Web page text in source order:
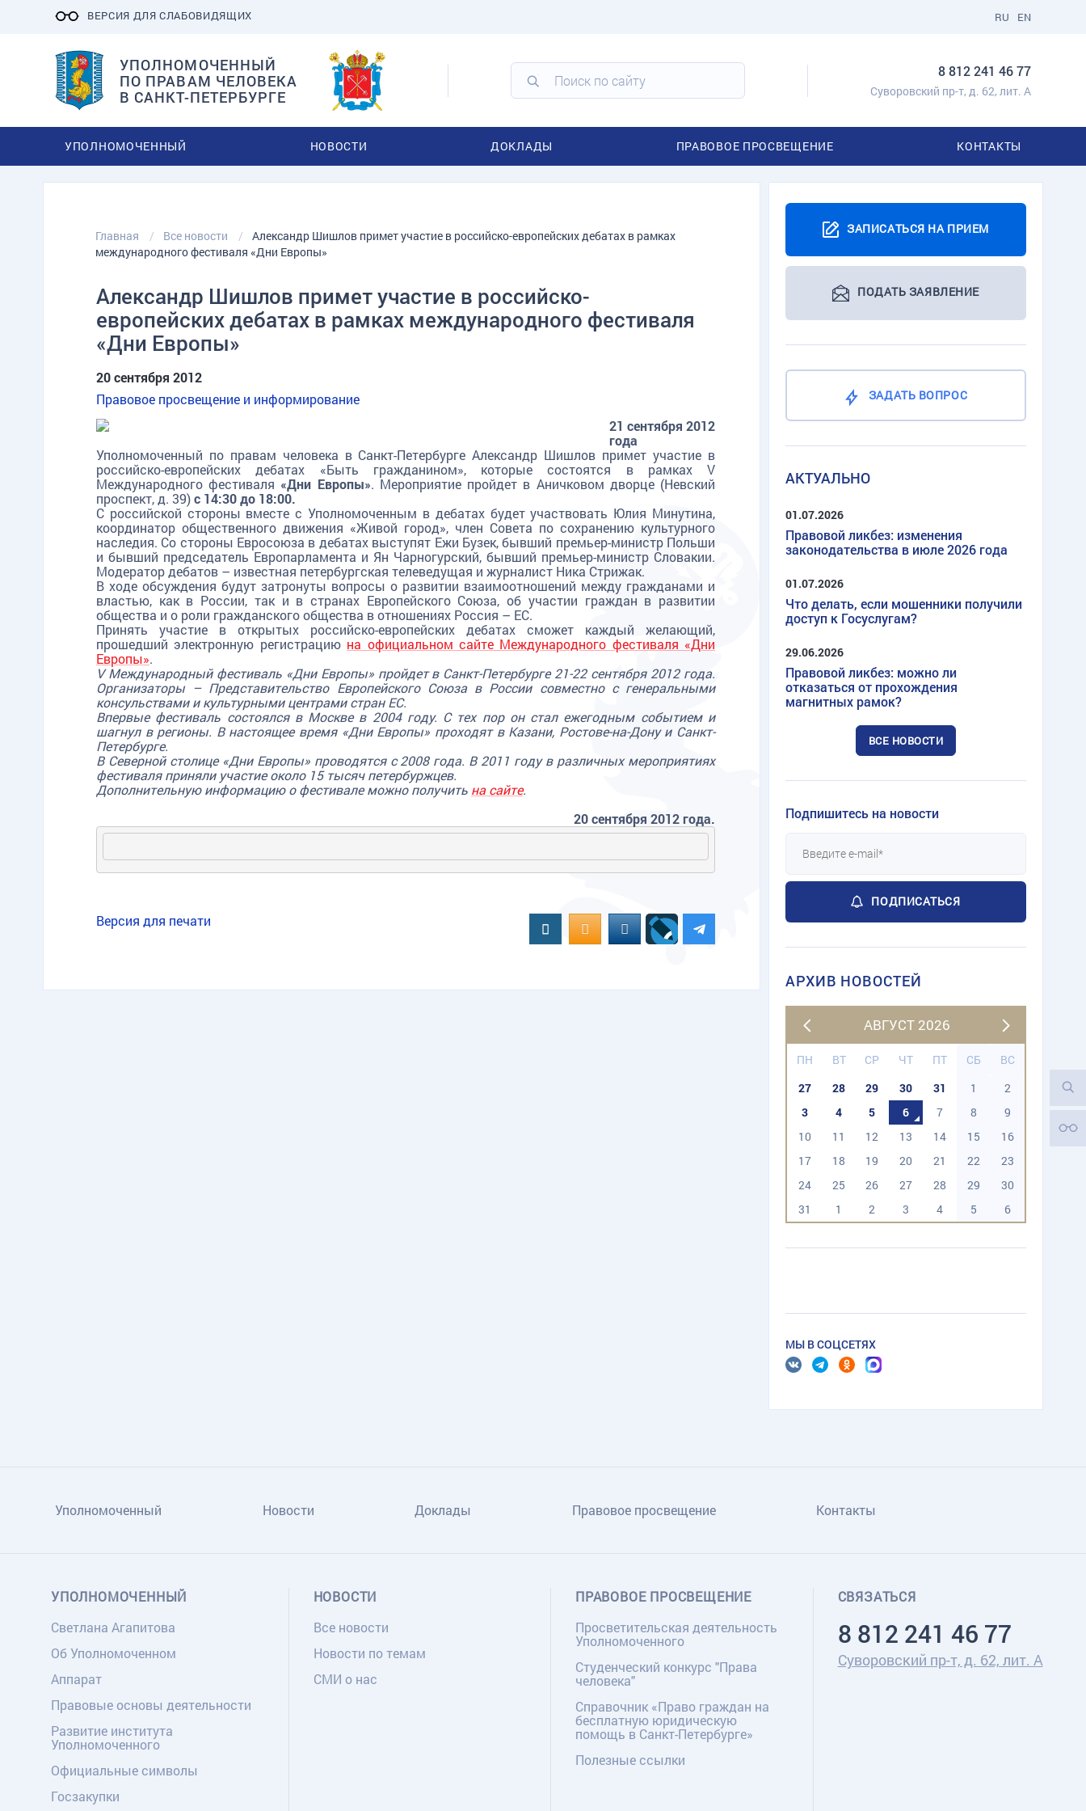
ВЕРСИЯ ДЛЯ СЛАБОВИДЯЩИХ EN
RU
УПОЛНОМОЧЕННЫЙ
ПО ПРАВАМ ЧЕЛОВЕКА
В САНКТ-ПЕТЕРБУРГЕ
8 812 241 46 77
Суворовский пр-т, д. 62, лит. А
УПОЛНОМОЧЕННЫЙ НОВОСТИ ДОКЛАДЫ ПРАВОВОЕ ПРОСВЕЩЕНИЕ КОНТАКТЫ
Главная Все новости
Александр Шишлов примет участие в российско-европейских дебатах в рамках
международного фестиваля «Дни Европы»
Александр Шишлов примет участие в российско-
европейских дебатах в рамках международного фестиваля
«Дни Европы»
20 сентября 2012
Правовое просвещение и информирование
21 сентября 2012
года
Уполномоченный по правам человека в Санкт-Петербурге Александр Шишлов примет участие в
российско-европейских дебатах «Быть гражданином», которые состоятся в рамках V
Международного фестиваля «Дни Европы». Мероприятие пройдет в Аничковом дворце (Невский
проспект, д. 39)с 14:30 до 18:00.
С российской стороны вместе с Уполномоченным в дебатах будет участвовать Юлия Минутина,
координатор общественного движения «Живой город», член Совета по сохранению культурного
наследия. Со стороны Евросоюза в дебатах выступят Ежи Бузек, бывший премьер-министр Польши
и бывший председатель Европарламента и Ян Чарногурский, бывший премьер-министр Словакии.
Модератор дебатов – известная петербургская телеведущая и журналист Ника Стрижак.
В ходе обсуждения будут затронуты вопросы о развитии взаимоотношений между гражданами и
властью, как в России, так и в странах Европейского Союза, об участии граждан в развитии
общества и о роли гражданского общества в отношениях Россия – ЕС.
Принять участие в открытых российско-европейских дебатах сможет каждый желающий,
прошедший электронную регистрацию на официальном сайте Международного фестиваля «Дни
Европы».
V Международный фестиваль «Дни Европы» пройдет в Санкт-Петербурге 21-22 сентября 2012 года.
Организаторы – Представительство Европейского Союза в России совместно с генеральными
консульствами и культурными центрами стран ЕС.
Впервые фестиваль состоялся в Москве в 2004 году. С тех пор он стал ежегодным событием и
шагнул в регионы. В настоящее время «Дни Европы» проходят в Казани, Ростове-на-Дону и Санкт-
Петербурге.
В Северной столице «Дни Европы» проводятся с 2008 года. В 2011 году в различных мероприятиях
фестиваля приняли участие около 15 тысяч петербуржцев.
Дополнительную информацию о фестивале можно получить на сайте.
20 сентября 2012 года.
Версия для печати ВконтактеOK.RUMAIL.RU
ЗАПИСАТЬСЯ НА ПРИЕМ
ПОДАТЬ ЗАЯВЛЕНИЕ
ЗАДАТЬ ВОПРОС
АКТУАЛЬНО
01.07.2026
Правовой ликбез: изменения
законодательства в июле 2026 года
01.07.2026
Что делать, если мошенники получили
доступ к Госуслугам?
29.06.2026
Правовой ликбез: можно ли
отказаться от прохождения
магнитных рамок?
ВСЕ НОВОСТИ
Подпишитесь на новости
ПОДПИСАТЬСЯ
АРХИВ НОВОСТЕЙ
АВГУСТ 2026
ПН ВТ СР ЧТ ПТ СБ
ВС
27
28 29 30 31 1
2
3
4 5 6 7 8
9
10
11 12 13 14 15
16
17
18 19 20 21 22
23
24
25 26 27 28 29
30
31
1 2 3 4 5 6
МЫ В СОЦСЕТЯХ
Уполномоченный Новости Доклады Правовое просвещение Контакты
СВЯЗАТЬСЯ
8 812 241 46 77
Суворовский пр-т, д. 62, лит. А
УПОЛНОМОЧЕННЫЙ
Светлана Агапитова
Об Уполномоченном
Аппарат
Правовые основы деятельности
Развитие института
Уполномоченного
Официальные символы
Госзакупки
НОВОСТИ
Все новости
Новости по темам
СМИ о нас
ПРАВОВОЕ ПРОСВЕЩЕНИЕ
Просветительская деятельность
Уполномоченного
Студенческий конкурс "Права
человека"
Справочник «Право граждан на
бесплатную юридическую
помощь в Санкт-Петербурге»
Полезные ссылки